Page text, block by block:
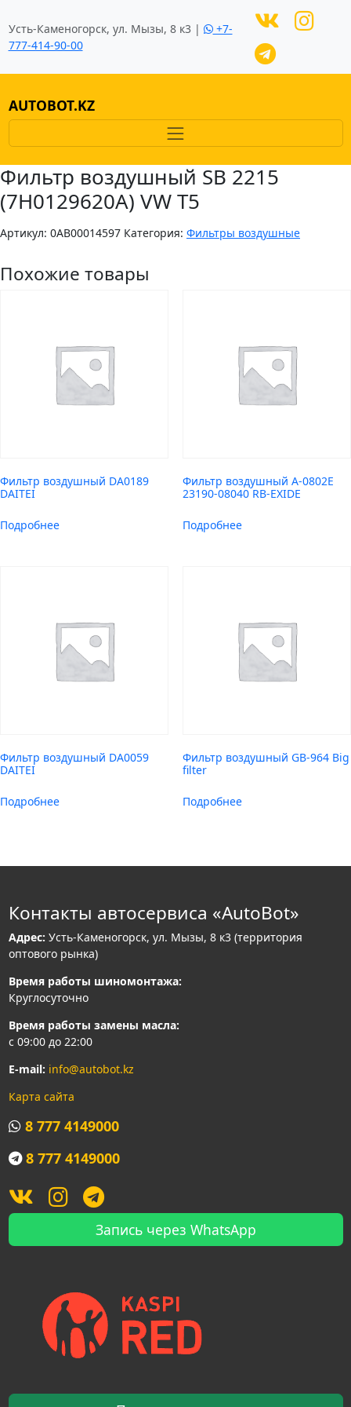
Усть-Каменогорск, ул. Мызы, 8 к3 |
+7-
777-414-90-00
AUTOBOT.KZ
Фильтр воздушный SB 2215
(7H0129620A) VW T5
Артикул: 0AB00014597 Категория: Фильтры воздушные
Похожие товары
Фильтр воздушный DA0189
DAITEI
Подробнее
Фильтр воздушный A-0802E
23190-08040 RB-EXIDE
Подробнее
Фильтр воздушный DA0059
DAITEI
Подробнее
Фильтр воздушный GB-964 Big
filter
Подробнее
Контакты автосервиса «AutoBot»
Адрес: Усть-Каменогорск, ул. Мызы, 8 к3 (территория
оптового рынка)
Время работы шиномонтажа:
Круглосуточно
Время работы замены масла:
с 09:00 до 22:00
E-mail: info@autobot.kz
Карта сайта
8 777 4149000
8 777 4149000
Запись через WhatsApp